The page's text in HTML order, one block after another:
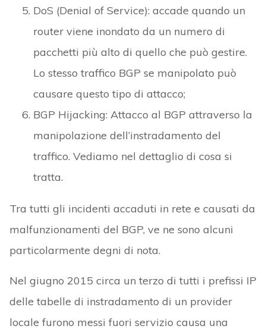
DoS (Denial of Service): accade quando un
router viene inondato da un numero di
pacchetti più alto di quello che può gestire.
Lo stesso traffico BGP se manipolato può
causare questo tipo di attacco;
BGP Hijacking: Attacco al BGP attraverso la
manipolazione dell’instradamento del
traffico. Vediamo nel dettaglio di cosa si
tratta.
Tra tutti gli incidenti accaduti in rete e causati da
malfunzionamenti del BGP, ve ne sono alcuni
particolarmente degni di nota.
Nel giugno 2015 circa un terzo di tutti i prefissi IP
delle tabelle di instradamento di un provider
locale furono messi fuori servizio causa una